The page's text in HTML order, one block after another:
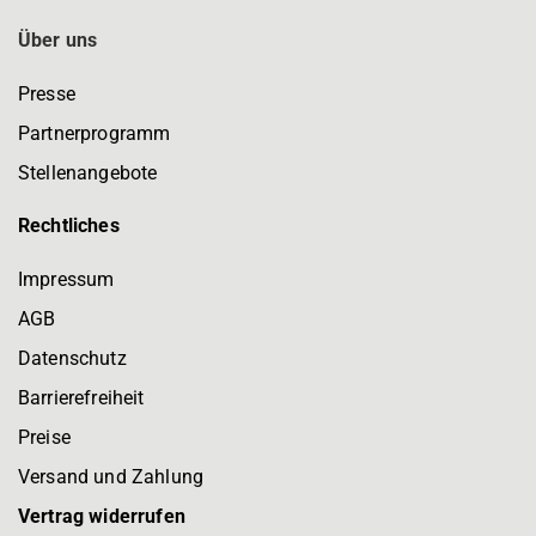
Über uns
Presse
Partnerprogramm
Stellenangebote
Rechtliches
Impressum
AGB
Datenschutz
Barrierefreiheit
Preise
Versand und Zahlung
Vertrag widerrufen